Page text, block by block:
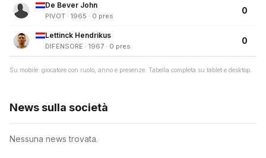
De Bever John
PIVOT · 1965 · 0 pres
0
Lettinck Hendrikus
DIFENSORE · 1967 · 0 pres
0
Su mobile: giocatore con ruolo, anno e presenze. Tabella completa su tablet e desktop.
News sulla società
Nessuna news trovata.